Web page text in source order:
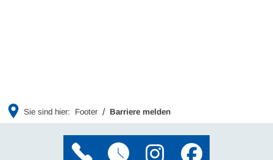
Sie sind hier: Footer Barriere melden